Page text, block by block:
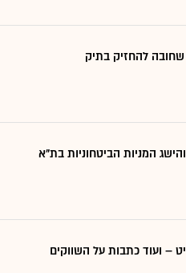
להחזיק בתיק
המניות הביטחוניות בת"א
– ועוד כתבות על השווקים